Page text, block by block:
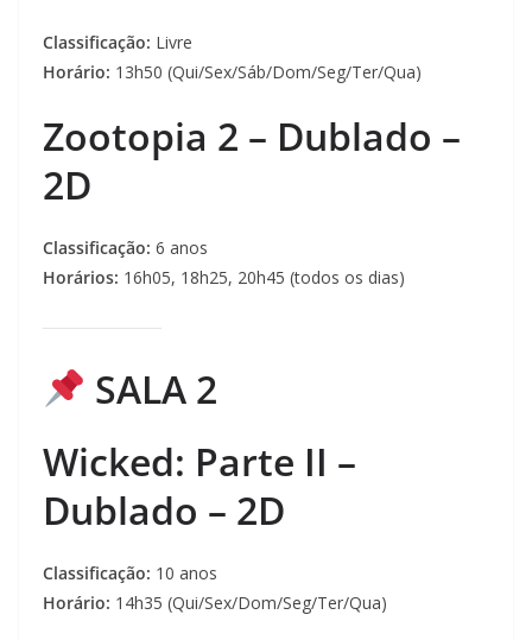
Classificação: Livre
Horário: 13h50 (Qui/Sex/Sáb/Dom/Seg/Ter/Qua)
Zootopia 2 – Dublado –
2D
Classificação: 6 anos
Horários: 16h05, 18h25, 20h45 (todos os dias)
SALA 2
Wicked: Parte II –
Dublado – 2D
Classificação: 10 anos
Horário: 14h35 (Qui/Sex/Dom/Seg/Ter/Qua)